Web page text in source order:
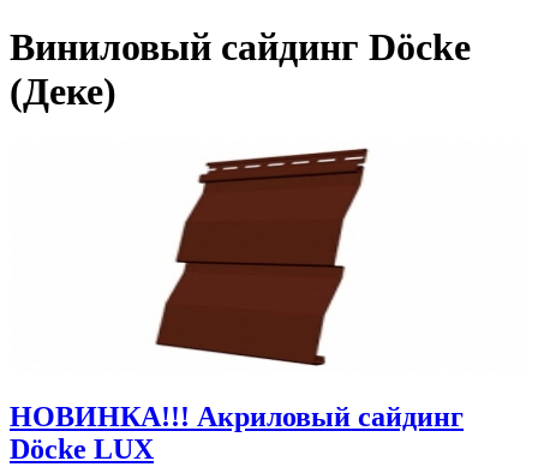
Виниловый сайдинг Döcke
(Деке)
НОВИНКА!!! Акриловый сайдинг
Döcke LUX